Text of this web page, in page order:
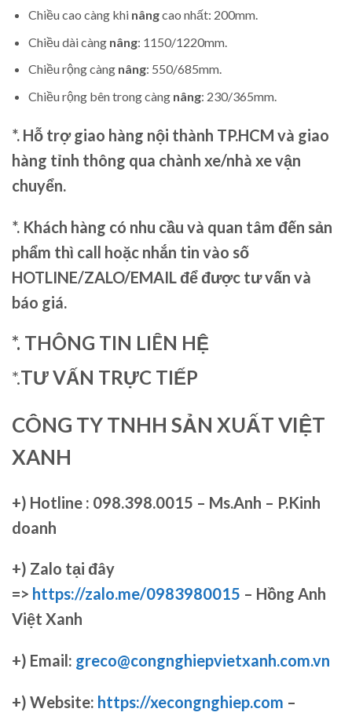
Chiều cao càng khi nângcao nhất: 200mm.
Chiều dài càng nâng: 1150/1220mm.
Chiều rộng càng nâng: 550/685mm.
Chiều rộng bên trong càng nâng: 230/365mm.
*. Hỗ trợ giao hàng nội thành TP.HCM và giao
hàng tỉnh thông qua chành xe/nhà xe vận
chuyển.
*. Khách hàng có nhu cầu và quan tâm đến sản
phẩm thì call hoặc nhắn tin vào số
HOTLINE/ZALO/EMAIL để được tư vấn và
báo giá.
*. THÔNG TIN LIÊN HỆ
*.TƯ VẤN TRỰC TIẾP
CÔNG TY TNHH SẢN XUẤT VIỆT
XANH
+) Hotline : 098.398.0015 – Ms.Anh – P.Kinh
doanh
+) Zalo tại đây
=> https://zalo.me/0983980015 – Hồng Anh
Việt Xanh
+) Email: greco@congnghiepvietxanh.com.vn
+) Website: https://xecongnghiep.com –